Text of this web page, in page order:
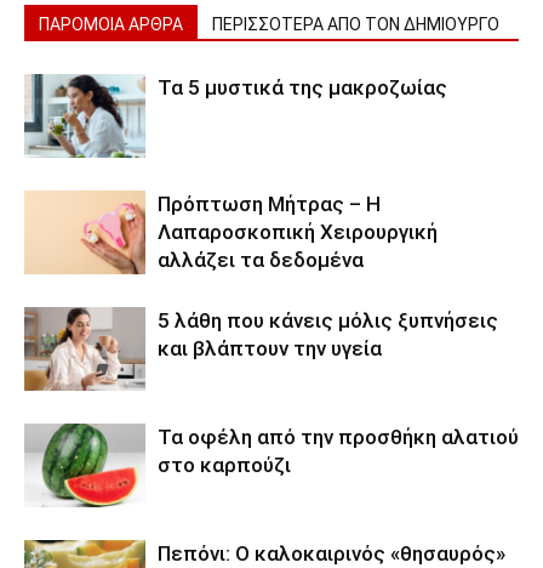
ΠΑΡΟΜΟΙΑ ΑΡΘΡΑ ΠΕΡΙΣΣΟΤΕΡΑ ΑΠΟ ΤΟΝ ΔΗΜΙΟΥΡΓΟ
Τα 5 μυστικά της μακροζωίας
Πρόπτωση Μήτρας – Η
Λαπαροσκοπική Χειρουργική
αλλάζει τα δεδομένα
5 λάθη που κάνεις μόλις ξυπνήσεις
και βλάπτουν την υγεία
Τα οφέλη από την προσθήκη αλατιού
στο καρπούζι
Πεπόνι: Ο καλοκαιρινός «θησαυρός»